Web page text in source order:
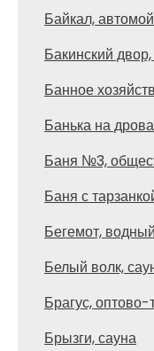
Байкал,
Бакинский
Банное
Банька на
Баня №3,
Баня с
Бегемот,
Белый волк,
Брагус,
Брызги, сауна